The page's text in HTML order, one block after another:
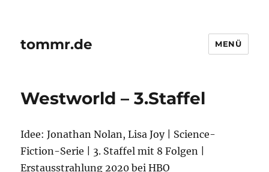
tommr.de MENÜ
Westworld – 3.Staffel
Idee: Jonathan Nolan, Lisa Joy | Science-
Fiction-Serie | 3. Staffel mit 8 Folgen |
Erstausstrahlung 2020 bei HBO